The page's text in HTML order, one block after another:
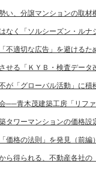
い、分譲マンションの取材
なく「ソルシーズン・ルナ
不適切な広告」を避けるた
せる「ＫＹＢ・検査データ
が「グローバル活動」に積
──青木茂建築工房「リフ
タワーマンションの価格設
価格の法則」を発見（前編
ら得られる、不動産各社